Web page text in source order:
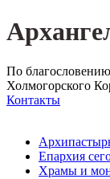
По
Холмогорского
Контакты
Епархия
Храмы и